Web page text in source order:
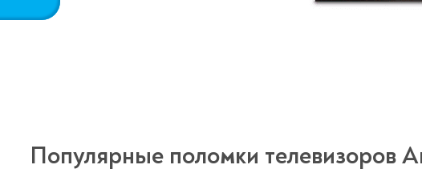
Популярные поломки телевизоров